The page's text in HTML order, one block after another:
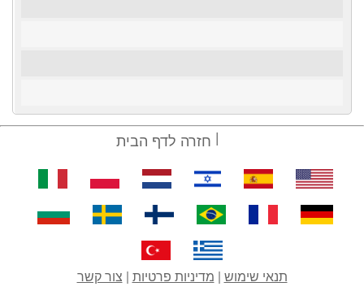
חזרה לדף הבית
תנאי שימוש| מדיניות פרטיות| צור קשר